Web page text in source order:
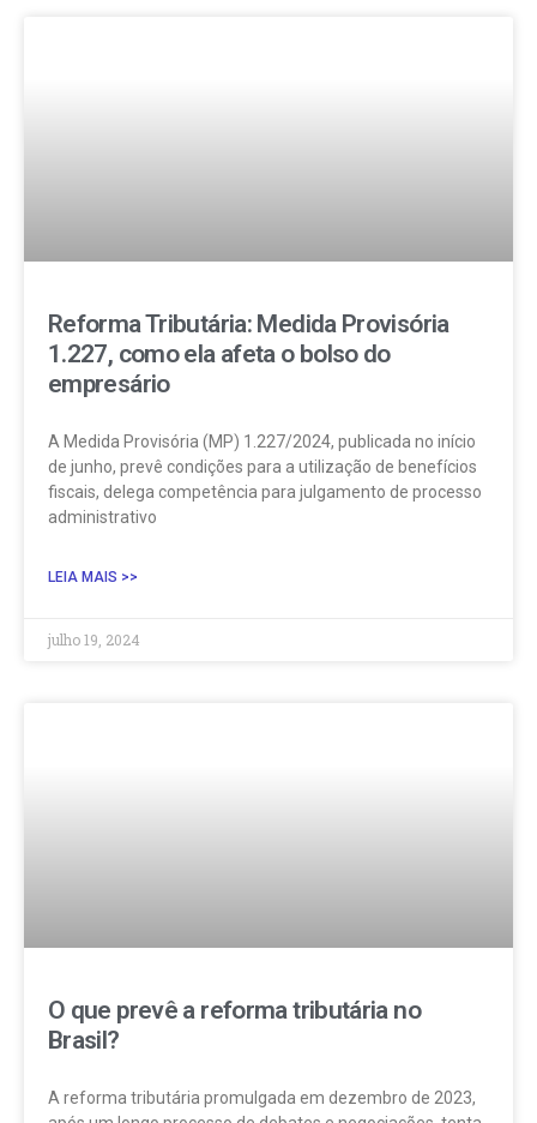
Reforma Tributária: Medida Provisória
1.227, como ela afeta o bolso do
empresário
A Medida Provisória (MP) 1.227/2024, publicada no início
de junho, prevê condições para a utilização de benefícios
fiscais, delega competência para julgamento de processo
administrativo
LEIA MAIS >>
julho 19, 2024
O que prevê a reforma tributária no
Brasil?
A reforma tributária promulgada em dezembro de 2023,